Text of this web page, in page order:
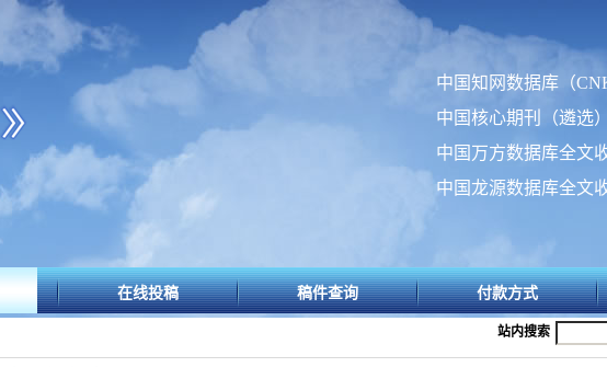
中国知网数据库（
中国核心期刊（遴选
中国万方数据库全文
中国龙源数据库全文
在线投稿 稿件查询 付款方式
站内搜索